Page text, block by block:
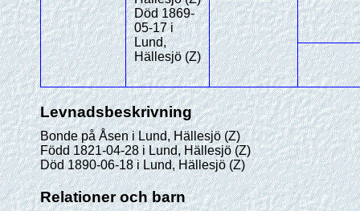
Död 1869-
05-17 i
Lund,
Hällesjö (Z)
Levnadsbeskrivning
Bonde på Åsen i Lund, Hällesjö (Z)
Född 1821-04-28 i Lund, Hällesjö (Z)
Död 1890-06-18 i Lund, Hällesjö (Z)
Relationer och barn